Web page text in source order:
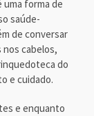
uma forma de
saúde-
de conversar
cabelos,
do
e cuidado.
e enquanto